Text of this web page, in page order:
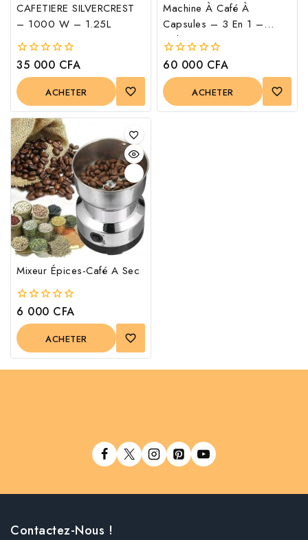
CAFETIERE SILVERCREST
– 1000 W – 1.25L
0
out
of
5
35 000 CFA
ACHETER
Machine À Café À
Capsules – 3 En 1 –
Dolce Gusto / Nespresso
/ Poudre – SF 3539 –
Blanc Express SONIFER
0
out
of
5
60 000 CFA
ACHETER
Mixeur Épices-Café A Sec
0
out
of
5
6 000 CFA
ACHETER
Contactez-Nous !